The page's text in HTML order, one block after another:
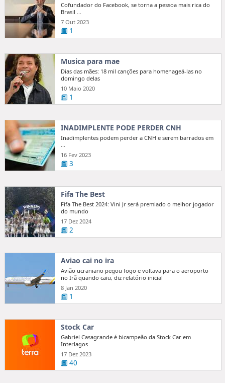
Cofundador do Facebook, se torna a pessoa mais rica do
Brasil ...
7 Out 2023
1
Musica para mae
Dias das mães: 18 mil canções para homenageá-las no
domingo delas
10 Maio 2020
1
INADIMPLENTE PODE PERDER CNH
Inadimplentes podem perder a CNH e serem barrados em
16 Fev 2023
3
Fifa The Best
Fifa The Best 2024: Vini Jr será premiado o melhor jogador
do mundo
17 Dez 2024
2
Aviao cai no ira
Avião ucraniano pegou fogo e voltava para o aeroporto
no Irã quando caiu, diz relatório inicial
8 Jan 2020
1
Stock Car
Gabriel Casagrande é bicampeão da Stock Car em
Interlagos
17 Dez 2023
40